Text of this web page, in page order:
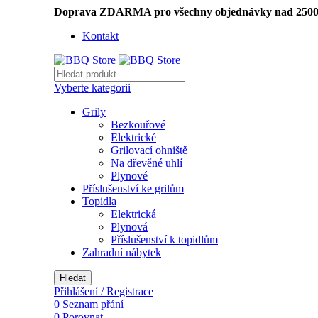
Doprava ZDARMA pro všechny objednávky nad
Kontakt
Vyberte kategorii
Grily
Bezkouřové
Elektrické
Grilovací ohniště
Na dřevěné uhlí
Plynové
Příslušenství ke grilům
Topidla
Elektrická
Plynová
Příslušenství k topidlům
Zahradní nábytek
Hledat
Přihlášení / Registrace
0 Seznam přání